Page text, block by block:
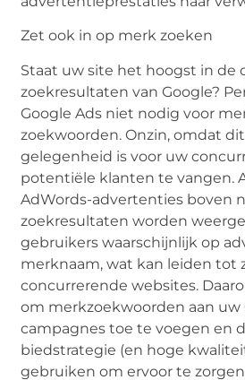
Zet ook in op merk zoeken
Staat uw site het hoogst in de
zoekresultaten van Google?
Google Ads niet nodig voor
zoekwoorden. Onzin, omdat
gelegenheid is voor uw
potentiële klanten te vangen.
AdWords-advertenties boven
zoekresultaten worden
gebruikers waarschijnlijk op
merknaam, wat kan leiden tot
concurrerende websites.
om merkzoekwoorden aan uw
campagnes toe te voegen en
biedstrategie (en hoge
gebruiken om ervoor te